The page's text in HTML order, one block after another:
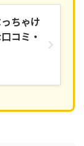
ちゃけ
コミ・